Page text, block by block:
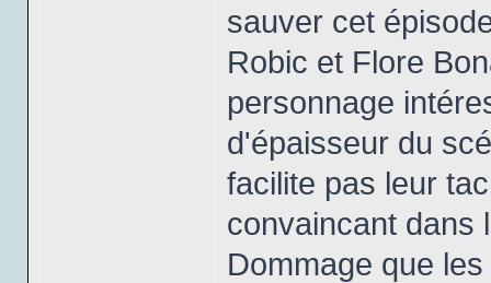
sauver cet
Robic et Flore
personnage
d'épaisseur du
facilite pas leur
convaincant dans
Dommage que